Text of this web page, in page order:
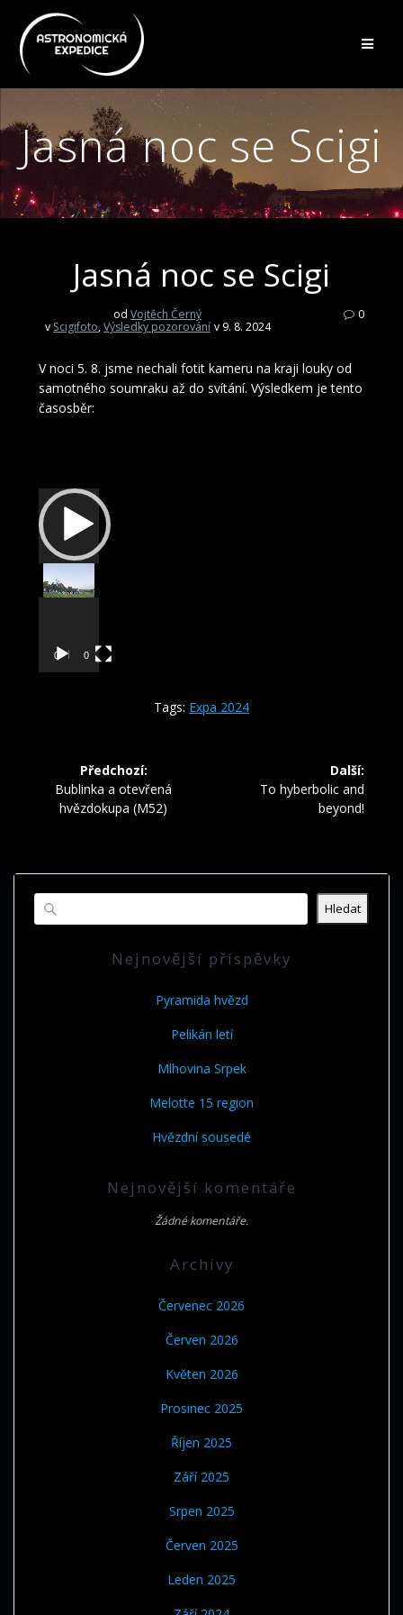
Jasná noc se Scigi
Jasná noc se Scigi
od Vojtěch Černý
v Scigifoto,Výsledky pozorování v 9. 8. 2024
0
V noci 5. 8. jsme nechali fotit kameru na kraji louky od
samotného soumraku až do svítání. Výsledkem je tento
časosběr:
Video
přehrávač
00:00 00:54
Tags: Expa 2024
Navigace
pro
Předchozí:
Předchozí
příspěvek:
Bublinka a otevřená
hvězdokupa (M52)
Další:
Další
To hyberbolic and
beyond!
Hledat
Nejnovější příspěvky
Pyramida hvězd
Pelikán letí
Mlhovina Srpek
Melotte 15 region
Hvězdní sousedé
Nejnovější komentáře
Žádné komentáře.
Archivy
Červenec 2026
Červen 2026
Květen 2026
Prosinec 2025
Říjen 2025
Září 2025
Srpen 2025
Červen 2025
Leden 2025